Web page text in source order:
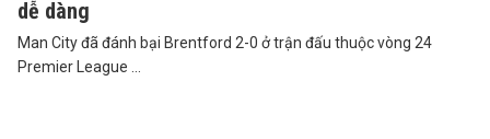
dễ dàng
Man City đã đánh bại Brentford 2-0 ở trận đấu thuộc vòng 24
Premier League ...